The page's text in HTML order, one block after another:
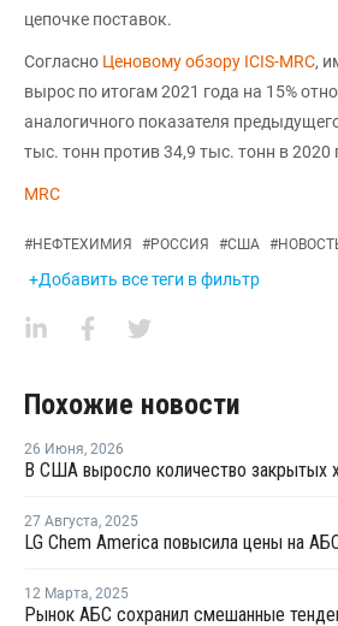
цепочке поставок.
Согласно Ценовому обзору ICIS-MRC,
вырос по итогам 2021 года на 15%
аналогичного показателя
тыс. тонн против 34,9 тыс. тонн в 2020
MRC
#НЕФТЕХИМИЯ #РОССИЯ #США #
+Добавить все теги в фильтр
Похожие новости
26 Июня, 2026
27 Августа, 2025
LG Chem America повысила цены на
12 Марта, 2025
Рынок АБС сохранил смешанные